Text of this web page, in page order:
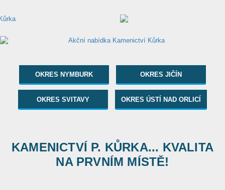
OKRES NYMBURK OKRES JIČÍN
OKRES SVITAVY OKRES ÚSTÍ NAD ORLICÍ
KAMENICTVÍ P. KŮRKA... KVALITA
NA PRVNÍM MÍSTĚ!